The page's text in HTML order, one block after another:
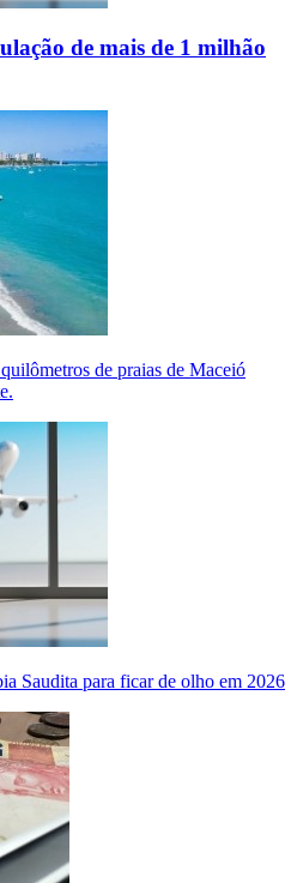
de mais de 1 milhão
de praias de Maceió
Saudita para ficar de olho em 2026